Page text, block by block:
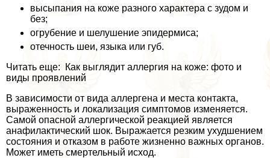
высыпания на коже разного хаpaктера с зудом и
без;
огрубение и шелушение эпидермиса;
отечность шеи, языка или губ.
Читать еще: Как выглядит аллергия на коже: фото и
виды проявлений
В зависимости от вида аллергена и места контакта,
выраженность и локализация симптомов изменяется.
Самой опасной аллергической реакцией является
анафилактический шок. Выражается резким ухудшением
состояния и отказом в работе жизненно важных органов.
Может иметь cмepтельный исход.